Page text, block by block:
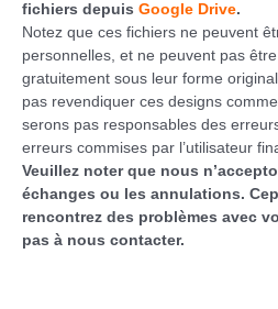
fichiers depuis Google Drive.
Notez que ces fichiers ne peuvent
personnelles, et ne peuvent pas
gratuitement sous leur forme
pas revendiquer ces designs
serons pas responsables des
erreurs commises par l’utilisateur
Veuillez noter que nous
échanges ou les annulations.
rencontrez des problèmes avec
pas à nous contacter.